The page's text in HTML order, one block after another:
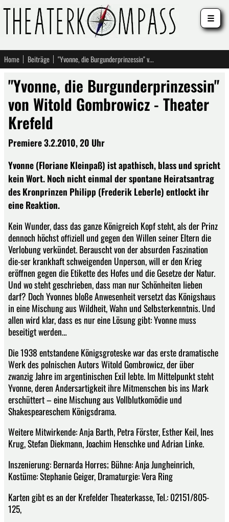
Home Beiträge "Yvonne, die Burgunderprinzessin" von Witold Gombrowicz - Theater Krefeld
"Yvonne, die Burgunderprinzessin"
von Witold Gombrowicz - Theater
Krefeld
Premiere 3.2.2010, 20 Uhr
Yvonne (Floriane Kleinpaß) ist apathisch, blass und spricht
kein Wort. Noch nicht einmal der spontane Heiratsantrag
des Kronprinzen Philipp (Frederik Leberle) entlockt ihr
eine Reaktion.
Kein Wunder, dass das ganze Königreich Kopf steht, als der Prinz
dennoch höchst ofﬁziell und gegen den Willen seiner Eltern die
Verlobung verkündet. Berauscht von der absurden Faszination
die-ser krankhaft schweigenden Unperson, will er den Krieg
eröffnen gegen die Etikette des Hofes und die Gesetze der Natur.
Und wo steht geschrieben, dass man nur Schönheiten lieben
darf? Doch Yvonnes bloße Anwesenheit versetzt das Königshaus
in eine Mischung aus Wildheit, Wahn und Selbsterkenntnis. Und
allen wird klar, dass es nur eine Lösung gibt: Yvonne muss
beseitigt werden…
Die 1938 entstandene Königsgroteske war das erste dramatische
Werk des polnischen Autors Witold Gombrowicz, der über
zwanzig Jahre im argentinischen Exil lebte. Im Mittelpunkt steht
Yvonne, deren Andersartigkeit ihre Mitmenschen bis ins Mark
erschüttert – eine Mischung aus Vollblutkomödie und
Shakespeareschem Königsdrama.
Weitere Mitwirkende: Anja Barth, Petra Förster, Esther Keil, Ines
Krug, Stefan Diekmann, Joachim Henschke und Adrian Linke.
Inszenierung: Bernarda Horres; Bühne: Anja Jungheinrich,
Kostüme: Stephanie Geiger, Dramaturgie: Vera Ring
Karten gibt es an der Krefelder Theaterkasse, Tel.: 02151/805-
125,
☰